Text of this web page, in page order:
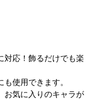
対応！飾るだけでも楽
も使用できます。
お気に入りのキャラが